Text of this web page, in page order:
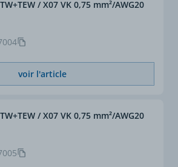
/ X07 VK 0,75 mm²/AWG20
voir l'article
/ X07 VK 0,75 mm²/AWG20